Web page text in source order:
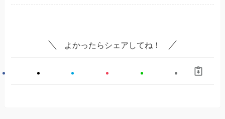
よかったらシェアしてね！